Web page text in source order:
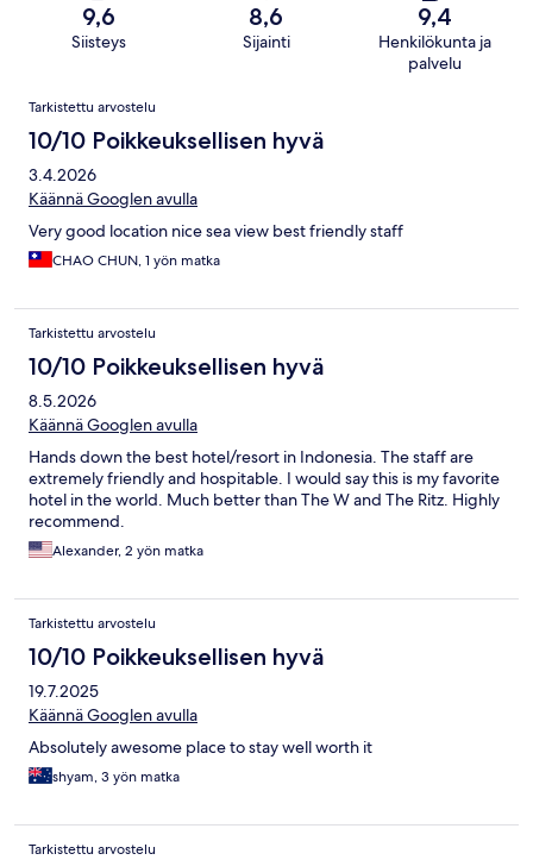
9,6
Siisteys
8,6
Sijainti
9,4
Henkilökunta ja
palvelu
Arvostelut
Tarkistettu arvostelu
10/10 Poikkeuksellisen hyvä
3.4.2026
Käännä Googlen avulla
Very good location nice sea view best friendly staff
CHAO CHUN, 1 yön matka
Tarkistettu arvostelu
10/10 Poikkeuksellisen hyvä
8.5.2026
Käännä Googlen avulla
Hands down the best hotel/resort in Indonesia. The staff are
extremely friendly and hospitable. I would say this is my favorite
hotel in the world. Much better than The W and The Ritz. Highly
recommend.
Alexander, 2 yön matka
Tarkistettu arvostelu
10/10 Poikkeuksellisen hyvä
19.7.2025
Käännä Googlen avulla
Absolutely awesome place to stay well worth it
shyam, 3 yön matka
Tarkistettu arvostelu